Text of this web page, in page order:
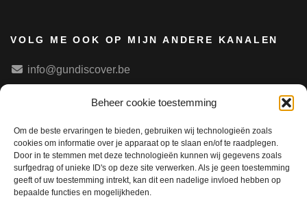
Beheer cookie toestemming
Om de beste ervaringen te bieden, gebruiken wij technologieën zoals
cookies om informatie over je apparaat op te slaan en/of te raadplegen.
Door in te stemmen met deze technologieën kunnen wij gegevens zoals
surfgedrag of unieke ID's op deze site verwerken. Als je geen toestemming
geeft of uw toestemming intrekt, kan dit een nadelige invloed hebben op
bepaalde functies en mogelijkheden.
VOLG ME OOK OP MIJN ANDERE KANALEN
info@gundiscover.be